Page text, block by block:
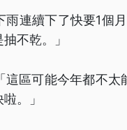
連續下了快要1個
不乾。」
這區可能今年都不
。」